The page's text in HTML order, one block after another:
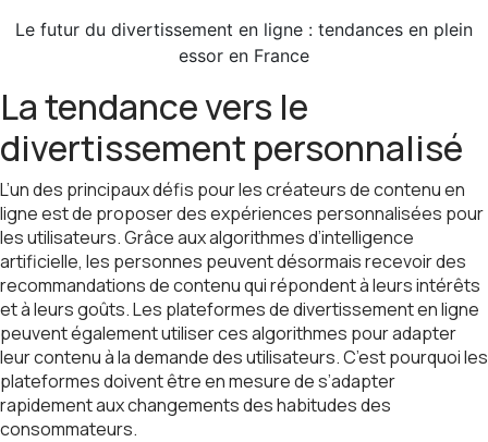
Le futur du divertissement en ligne : tendances en plein
essor en France
La tendance vers le
divertissement personnalisé
L’un des principaux défis pour les créateurs de contenu en
ligne est de proposer des expériences personnalisées pour
les utilisateurs. Grâce aux algorithmes d’intelligence
artificielle, les personnes peuvent désormais recevoir des
recommandations de contenu qui répondent à leurs intérêts
et à leurs goûts. Les plateformes de divertissement en ligne
peuvent également utiliser ces algorithmes pour adapter
leur contenu à la demande des utilisateurs. C’est pourquoi les
plateformes doivent être en mesure de s’adapter
rapidement aux changements des habitudes des
consommateurs.